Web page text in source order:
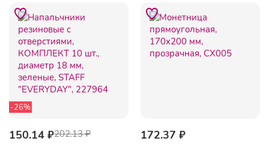
-26%
150.14 ₽202.13 ₽
172.37 ₽